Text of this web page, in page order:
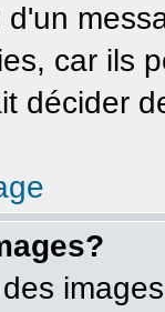
car ils
décider